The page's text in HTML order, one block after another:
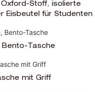
Stoff, isolierte
Eisbeutel für Studenten
Bento-Tasche
mit Griff